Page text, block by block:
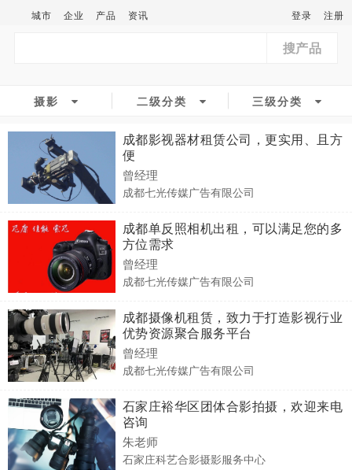
城市 企业 产品 资讯 登录 注册
搜产品
摄影 二级分类 三级分类
成都影视器材租赁公司，更实用、且方
便
曾经理
成都七光传媒广告有限公司
成都单反照相机出租，可以满足您的多
方位需求
曾经理
成都七光传媒广告有限公司
成都摄像机租赁，致力于打造影视行业
优势资源聚合服务平台
曾经理
成都七光传媒广告有限公司
石家庄裕华区团体合影拍摄，欢迎来电
咨询
朱老师
石家庄科艺合影摄影服务中心